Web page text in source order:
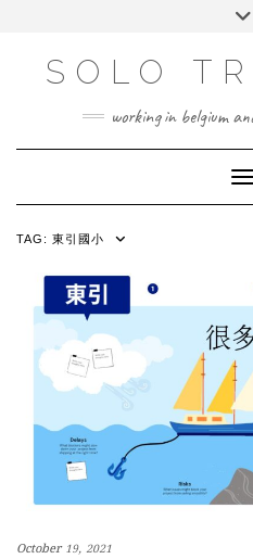
SOLO
working in belgium
TAG: 東引國小
October 19, 2021